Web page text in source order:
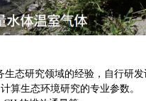
态研究领域的经验，自行研
算生态环境研究的专业参数。